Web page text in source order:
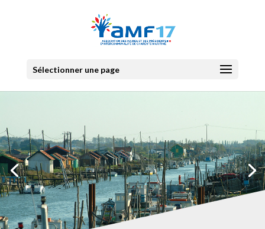
Sélectionner une page